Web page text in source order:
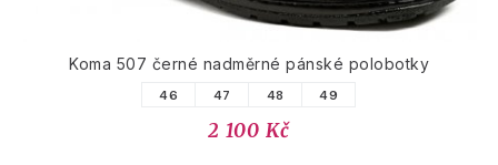
Koma 507 černé nadměrné pánské polobotky
46 47 48 49
2 100 Kč